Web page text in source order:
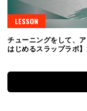
LESSON
チューニングをして、
はじめるスラップラボ